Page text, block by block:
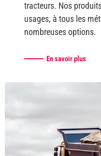
tracteurs. Nos
usages, à tous les
nombreuses options.
En savoir plus